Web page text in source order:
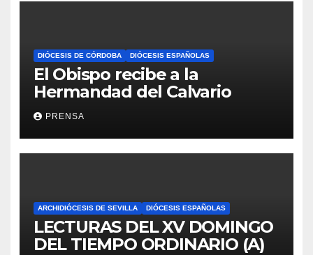
DIÓCESIS DE CÓRDOBA DIÓCESIS ESPAÑOLAS
El Obispo recibe a la
Hermandad del Calvario
PRENSA
ARCHIDIÓCESIS DE SEVILLA DIÓCESIS ESPAÑOLAS
LECTURAS DEL XV DOMINGO
DEL TIEMPO ORDINARIO (A)